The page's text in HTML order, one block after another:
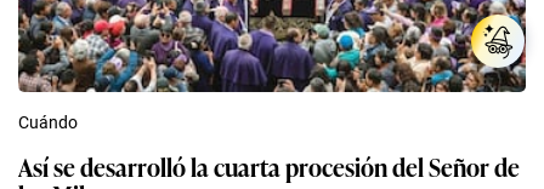
Cuándo
Así se desarrolló la cuarta procesión del Señor de